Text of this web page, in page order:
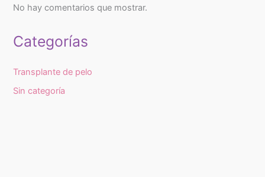
No hay comentarios que mostrar.
Categorías
Transplante de pelo
Sin categoría